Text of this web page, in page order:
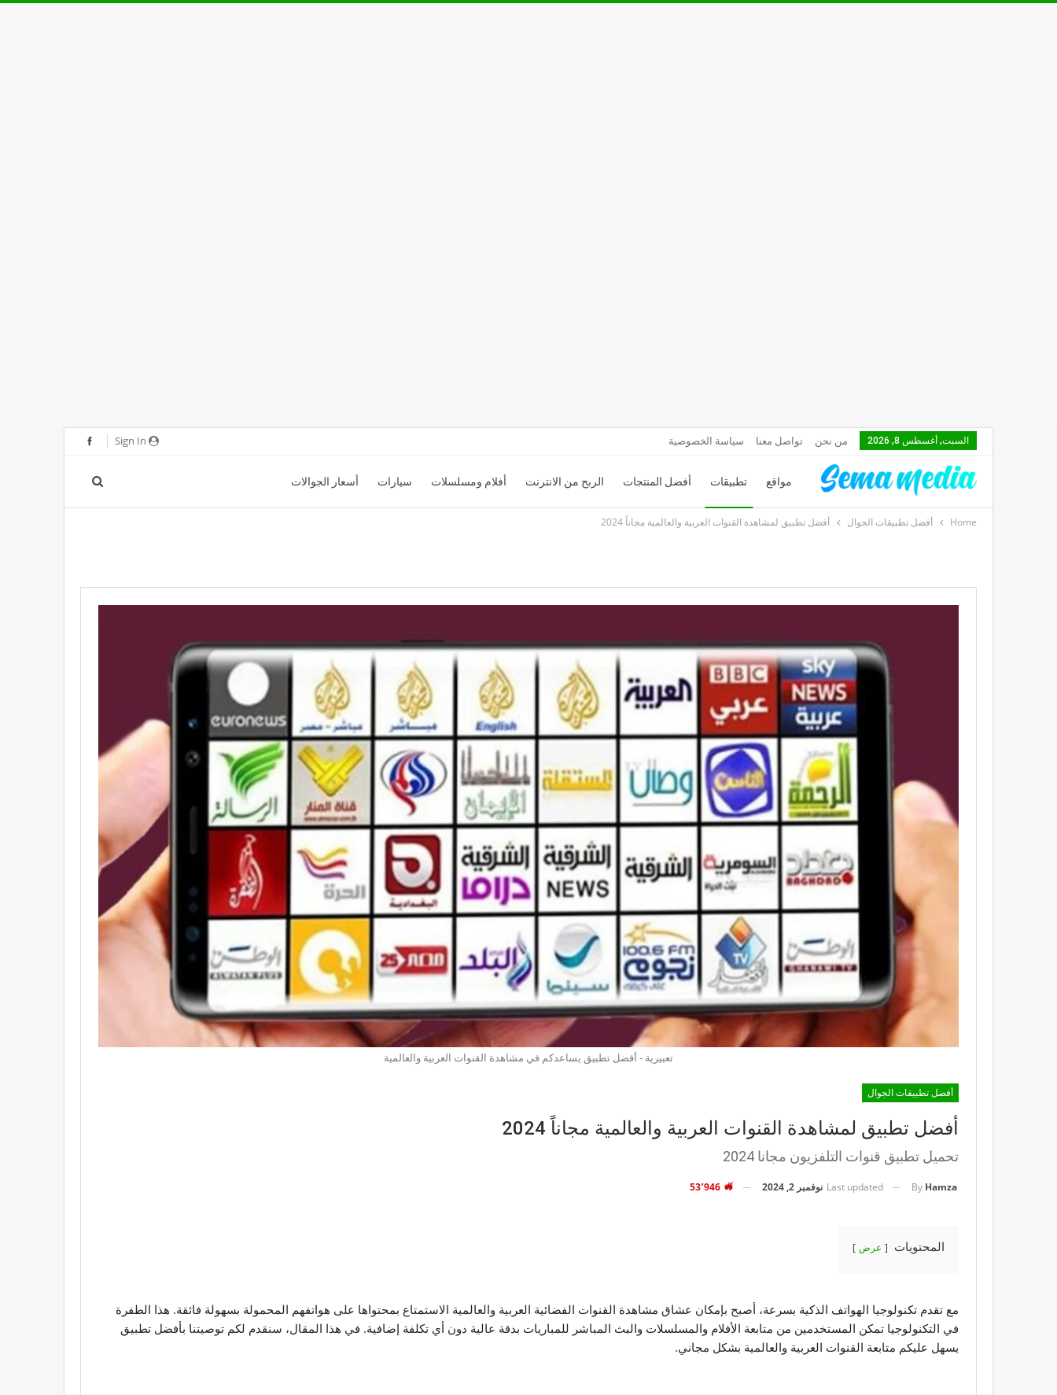
السبت, أغسطس 8, 2026 من نحن تواصل معنا سياسة الخصوصية
مواقع تطبيقات أفضل المنتجات الربح من الانترنت أفلام ومسلسلات سيارات أسعار الجوالات
Home أفضل تطبيقات الجوال أفضل تطبيق لمشاهدة القنوات العربية والعالمية مجاناً 2024
تعبيرية - أفضل تطبيق يساعدكم في مشاهدة القنوات العربية والعالمية
أفضل تطبيقات الجوال
أفضل تطبيق لمشاهدة القنوات العربية والعالمية مجاناً 2024
تحميل تطبيق قنوات التلفزيون مجانا 2024
By Hamza
Last updated نوفمبر 2, 2024
المحتويات عرض
مع تقدم تكنولوجيا الهواتف الذكية بسرعة، أصبح بإمكان عشاق مشاهدة القنوات الفضائية العربية والعالمية الاستمتاع بمحتواها على هواتفهم المحمولة بسهولة فائقة. هذا الطفرة
في التكنولوجيا تمكن المستخدمين من متابعة الأفلام والمسلسلات والبث المباشر للمباريات بدقة عالية دون أي تكلفة إضافية. في هذا المقال، سنقدم لكم توصيتنا بأفضل تطبيق
يسهل عليكم متابعة القنوات العربية والعالمية بشكل مجاني.